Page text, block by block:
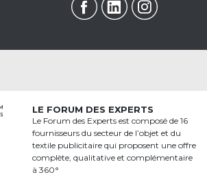
LE FORUM DES EXPERTS
Le Forum des Experts est composé de 16
fournisseurs du secteur de l’objet et du
textile publicitaire qui proposent une offre
complète, qualitative et complémentaire
à 360°